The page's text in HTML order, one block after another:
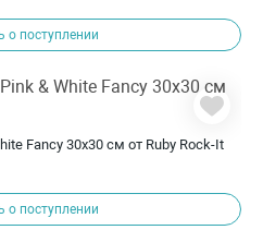
о поступлении
Fancy 30х30 см от Ruby Rock-It
о поступлении